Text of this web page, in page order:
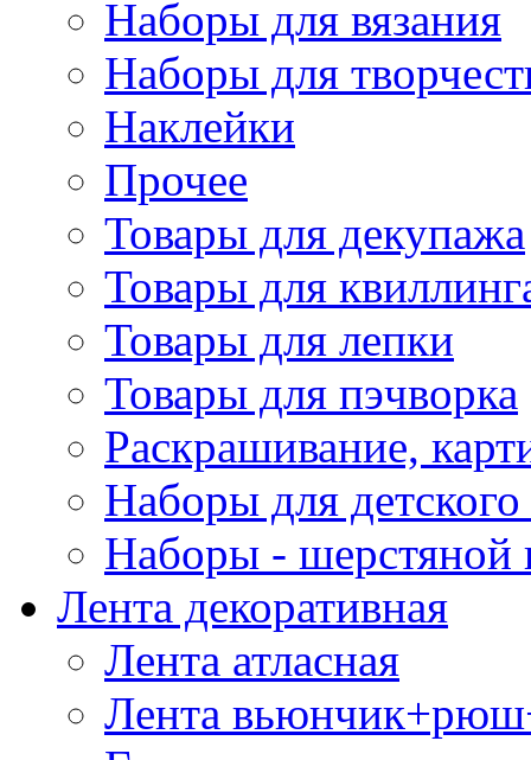
Наборы для вязания
Наборы для
Наклейки
Прочее
Товары для декупажа
Товары для
Товары для лепки
Товары для пэчворка
Раскрашивание,
Наборы для
Наборы - шерстяной
Лента декоративная
Лента атласная
Лента